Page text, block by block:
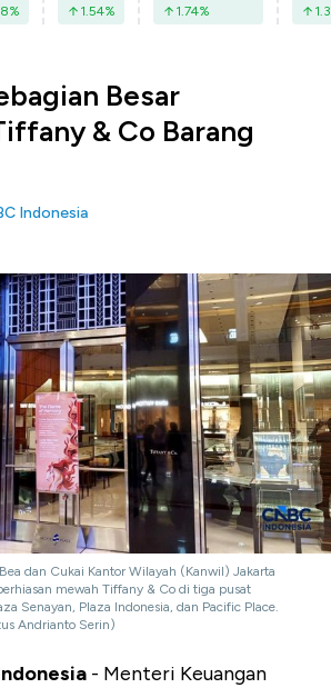
% 1.54% 1.74% 1.3
Besar
& Co Barang
Indonesia
dan Cukai Kantor Wilayah (Kanwil) Jakarta
mewah Tiffany & Co di tiga pusat
Senayan, Plaza Indonesia, dan Pacific Place.
Andrianto Serin)
- Menteri Keuangan